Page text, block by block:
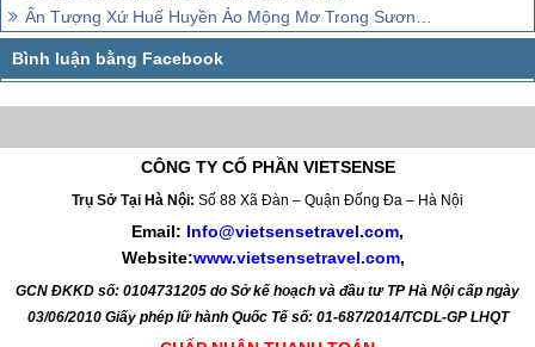
Ấn Tượng Xứ Huế Huyền Ảo Mộng Mơ Trong Sương Mờ
CÔNG TY CỔ PHẦN VIETSENSE
Trụ Sở Tại Hà Nội: Số 88 Xã Đàn – Quận Đống Đa – Hà Nội
Email: Info@vietsensetravel.com,
Website:www.vietsensetravel.com,
GCN ĐKKD số: 0104731205 do Sở kế hoạch và đầu tư TP Hà Nội cấp ngày
03/06/2010 Giấy phép lữ hành Quốc Tế số: 01-687/2014/TCDL-GP LHQT